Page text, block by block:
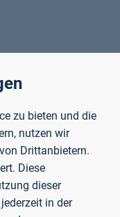
zu bieten und die
nutzen wir
Drittanbietern.
Diese
dieser
in der